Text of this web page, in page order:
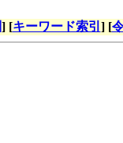
] [キーワード索引 ] [